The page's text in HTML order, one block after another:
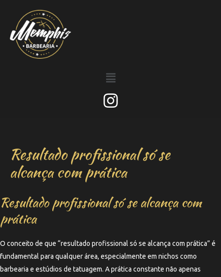
Resultado profissional só se
alcança com prática
Resultado profissional só se alcança com
prática
O conceito de que “resultado profissional só se alcança com prática” é
fundamental para qualquer área, especialmente em nichos como
barbearia e estúdios de tatuagem. A prática constante não apenas